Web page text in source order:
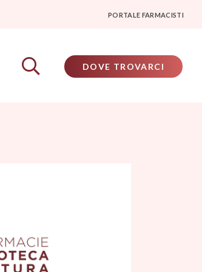
PORTALE FARMACISTI
DOVE TROVARCI